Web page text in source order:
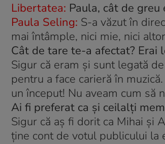
Libertatea: Paula, cât de
Paula Seling: S-a văzut în
mai întâmple, nici mie, nici
Cât de tare te-a afectat? Erai
Sigur că eram şi sunt legată
pentru a face carieră în
un început! Nu aveam cum să
Ai fi preferat ca şi ceilalţi
Sigur că aş fi dorit ca Mihai şi
ţine cont de votul publicului la